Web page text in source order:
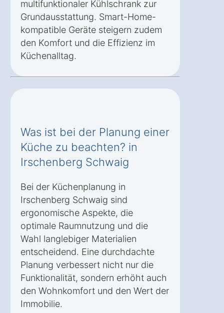
multifunktionaler Kühlschrank zur
Grundausstattung. Smart-Home-
kompatible Geräte steigern zudem
den Komfort und die Effizienz im
Küchenalltag.
Was ist bei der Planung einer
Küche zu beachten? in
Irschenberg Schwaig
Bei der Küchenplanung in
Irschenberg Schwaig sind
ergonomische Aspekte, die
optimale Raumnutzung und die
Wahl langlebiger Materialien
entscheidend. Eine durchdachte
Planung verbessert nicht nur die
Funktionalität, sondern erhöht auch
den Wohnkomfort und den Wert der
Immobilie.